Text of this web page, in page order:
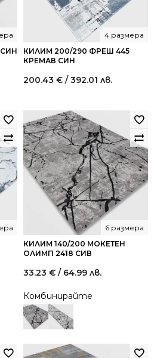
СИН
€
КИЛИМ 200/290 ФРЕШ 445
КРЕМАВ СИН
4 размера
200.43 € / 392.01 лв.
КИЛИМ 140/200 МОКЕТЕН
ОЛИМП 2418 СИВ
6 размера
33.23 € / 64.99 лв.
Комбинирайте